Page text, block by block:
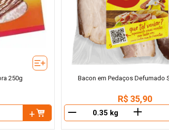
250g Bacon em Pedaços Defumado
R$ 35,90
＋